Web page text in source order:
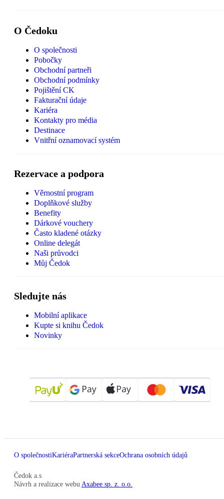
O Čedoku
O společnosti
Pobočky
Obchodní partneři
Obchodní podmínky
Pojištění CK
Fakturační údaje
Kariéra
Kontakty pro média
Destinace
Vnitřní oznamovací systém
Rezervace a podpora
Věrnostní program
Doplňkové služby
Benefity
Dárkové vouchery
Často kladené otázky
Online delegát
Naši průvodci
Můj Čedok
Sledujte nás
Mobilní aplikace
Kupte si knihu Čedok
Novinky
O společnostiKariéraPartnerská sekceOchrana osobních údajů
Čedok a.s
Návrh a realizace webu Axabee sp. z. o.o.